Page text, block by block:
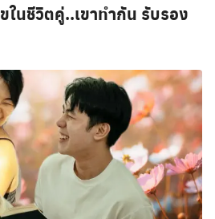
นชีวิตคู่..เขาทำกัน รับรอง